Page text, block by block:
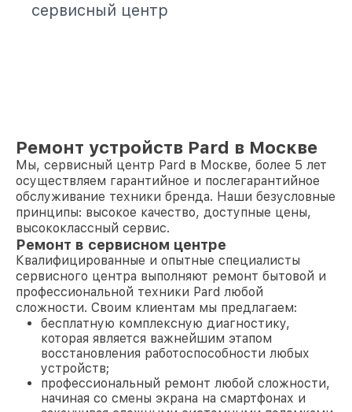
сервисный центр
Ремонт устройств Pard в Москве
Мы, сервисный центр Pard в Москве, более 5 лет
осуществляем гарантийное и послегарантийное
обслуживание техники бренда. Наши безусловные
принципы: высокое качество, доступные цены,
высококлассный сервис.
Ремонт в сервисном центре
Квалифицированные и опытные специалисты
сервисного центра выполняют ремонт бытовой и
профессиональной техники Pard любой
сложности. Своим клиентам мы предлагаем:
бесплатную комплексную диагностику,
которая является важнейшим этапом
восстановления работоспособности любых
устройств;
профессиональный ремонт любой сложности,
начиная со смены экрана на смартфонах и